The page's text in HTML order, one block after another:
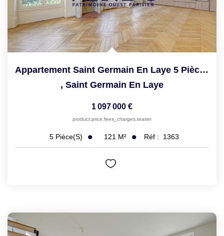
Appartement Saint Germain En Laye 5 Pièce(s) 121.43 M2
, Saint Germain En Laye
1 097 000 €
product.price.fees_charges.teaser
5 Pièce(s) 121 M² Réf : 1363